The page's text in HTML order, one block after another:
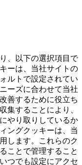
、以下の選択項目で
ーは、当社サイトの
ルトで設定されてい
ーズに合わせて当社
善するために役立ち
集することにより、
やり取りしているか
ングクッキーは、当
します。これらのク
ことで管理すること
つでも設定にアクセ